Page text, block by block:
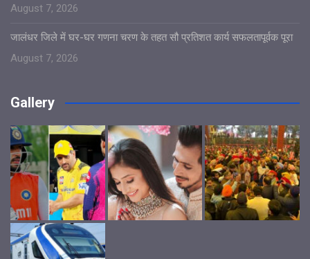
August 7, 2026
जालंधर जिले में घर-घर गणना चरण के तहत सौ प्रतिशत कार्य सफलतापूर्वक पूरा
August 7, 2026
Gallery